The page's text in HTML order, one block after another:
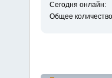
Сегодня онлайн:
Общее